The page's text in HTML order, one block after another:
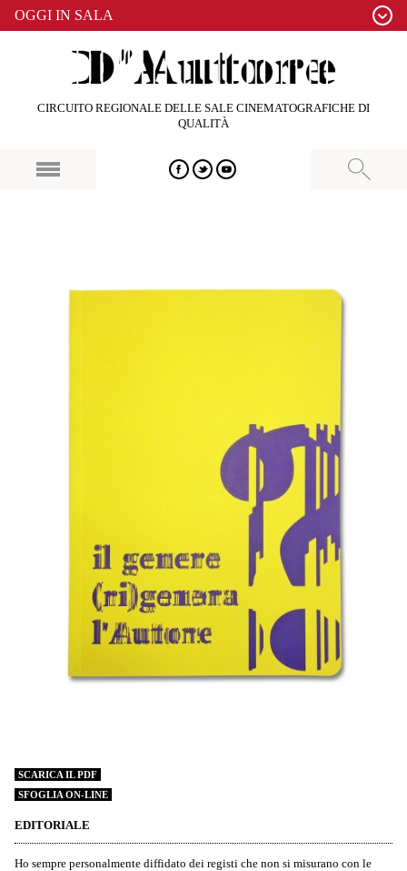
CIRCUITO REGIONALE DELLE SALE CINEMATOGRAFICHE DI
QUALITÀ
OGGI IN SALA
SCARICA IL PDF
SFOGLIA ON-LINE
EDITORIALE
Ho sempre personalmente diffidato dei registi che non si misurano con le